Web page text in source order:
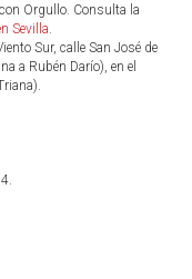
Orgullo. Consulta la
Sevilla.
Sur, calle San José de
a Rubén Darío), en el